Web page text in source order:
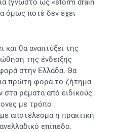
(γνωστό ως «storm drain
όμως ποτέ δεν έχει
θα αναπτύξει της
της ένδειξης
στην Ελλάδα. Θα
πρώτη φορά το ζήτημα
ρέματα από ειδικούς
με τρόπο
αποτέλεσμα η πρακτική
επίπεδο.